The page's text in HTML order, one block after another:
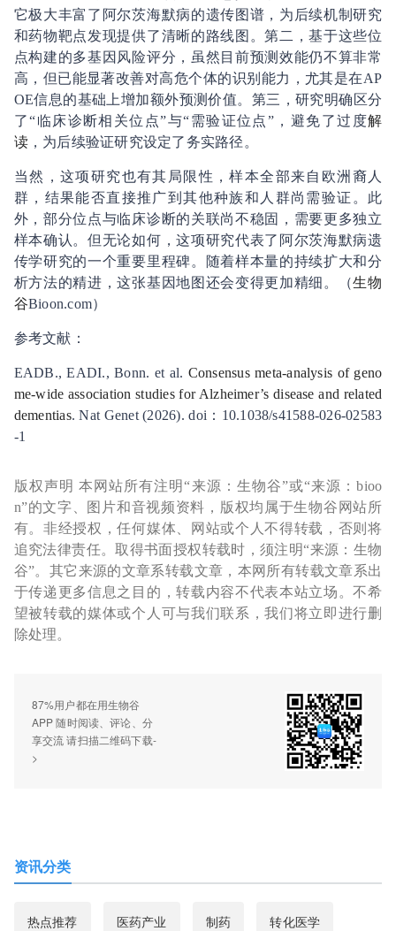
它极大丰富了阿尔茨海默病的遗传图谱，为后续机制研究
和药物靶点发现提供了清晰的路线图。第二，基于这些位
点构建的多基因风险评分，虽然目前预测效能仍不算非常
高，但已能显著改善对高危个体的识别能力，尤其是在AP
OE信息的基础上增加额外预测价值。第三，研究明确区分
了“临床诊断相关位点”与“需验证位点”，避免了过度解
读，为后续验证研究设定了务实路径。
当然，这项研究也有其局限性，样本全部来自欧洲裔人
群，结果能否直接推广到其他种族和人群尚需验证。此
外，部分位点与临床诊断的关联尚不稳固，需要更多独立
样本确认。但无论如何，这项研究代表了阿尔茨海默病遗
传学研究的一个重要里程碑。随着样本量的持续扩大和分
析方法的精进，这张基因地图还会变得更加精细。（生物
谷Bioon.com）
参考文献：
EADB., EADI., Bonn. et al. Consensus meta-analysis of geno
me-wide association studies for Alzheimer’s disease and related
dementias. Nat Genet (2026). doi：10.1038/s41588-026-02583
-1
版权声明 本网站所有注明“来源：生物谷”或“来源：bioo
n”的文字、图片和音视频资料，版权均属于生物谷网站所
有。非经授权，任何媒体、网站或个人不得转载，否则将
追究法律责任。取得书面授权转载时，须注明“来源：生物
谷”。其它来源的文章系转载文章，本网所有转载文章系出
于传递更多信息之目的，转载内容不代表本站立场。不希
望被转载的媒体或个人可与我们联系，我们将立即进行删
除处理。
87%用户都在用生物谷
APP 随时阅读、评论、分
享交流 请扫描二维码下载-
>
资讯分类
热点推荐 医药产业 制药 转化医学